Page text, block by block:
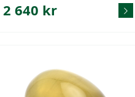
2 640 kr